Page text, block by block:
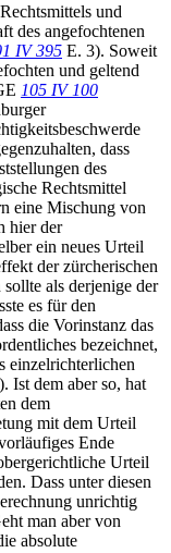
und
des angefochtenen
IV 395 E. 3). Soweit
und geltend
105 IV 100
dass
des
Rechtsmittel
eine Mischung von
hier der
ein neues Urteil
der zürcherischen
als derjenige der
es für den
die Vorinstanz das
bezeichnet,
einzelrichterlichen
). Ist dem aber so, hat
dem
mit dem Urteil
Ende
Urteil
Dass unter diesen
unrichtig
man aber von
absolute